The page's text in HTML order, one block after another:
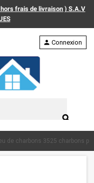
frais de livraison ) S.A.V
search
person Connexion
de charbons 3525 charbons